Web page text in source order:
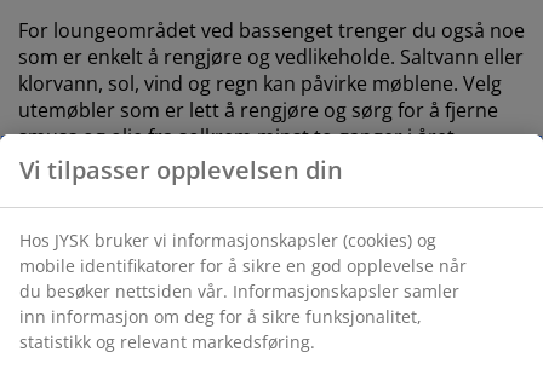
For loungeområdet ved bassenget trenger du også noe
som er enkelt å rengjøre og vedlikeholde. Saltvann eller
klorvann, sol, vind og regn kan påvirke møblene. Velg
utemøbler som er lett å rengjøre og sørg for å fjerne
smuss og olje fra solkrem minst to ganger i året.
Vi tilpasser opplevelsen din
Hos JYSK bruker vi informasjonskapsler (cookies) og
mobile identifikatorer for å sikre en god opplevelse når
du besøker nettsiden vår. Informasjonskapsler samler
inn informasjon om deg for å sikre funksjonalitet,
statistikk og relevant markedsføring.